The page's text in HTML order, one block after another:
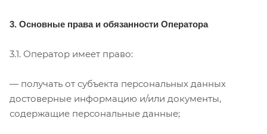
3. Основные права и обязанности Оператора
3.1. Оператор имеет право:
— получать от субъекта персональных данных
достоверные информацию и/или документы,
содержащие персональные данные;